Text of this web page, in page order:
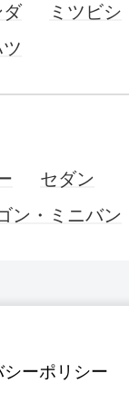
ダ
ミツビシ
セダン
ン・ミニバン
シーポリシー